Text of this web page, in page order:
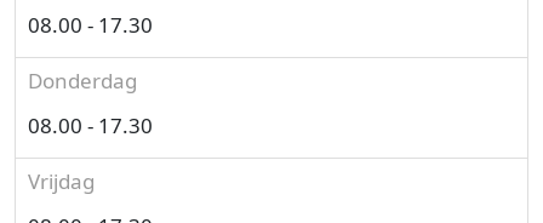
08.00 - 17.30
Donderdag
08.00 - 17.30
Vrijdag